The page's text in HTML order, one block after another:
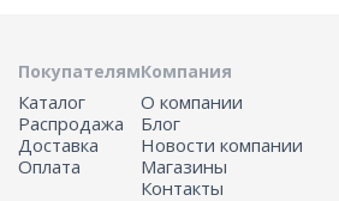
Покупателям
Каталог
Распродажа
Доставка
Оплата
Компания
О компании
Блог
Новости компании
Магазины
Контакты